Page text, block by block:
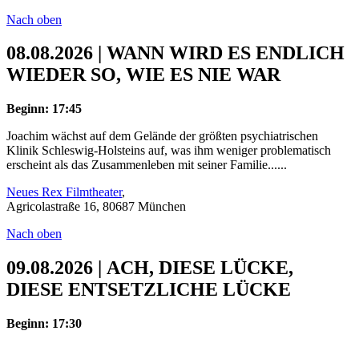
Nach oben
08.08.2026 | WANN WIRD ES ENDLICH
WIEDER SO, WIE ES NIE WAR
Beginn: 17:45
Joachim wächst auf dem Gelände der größten psychiatrischen
Klinik Schleswig-Holsteins auf, was ihm weniger problematisch
erscheint als das Zusammenleben mit seiner Familie......
Neues Rex Filmtheater,
Agricolastraße 16, 80687 München
Nach oben
09.08.2026 | ACH, DIESE LÜCKE,
DIESE ENTSETZLICHE LÜCKE
Beginn: 17:30